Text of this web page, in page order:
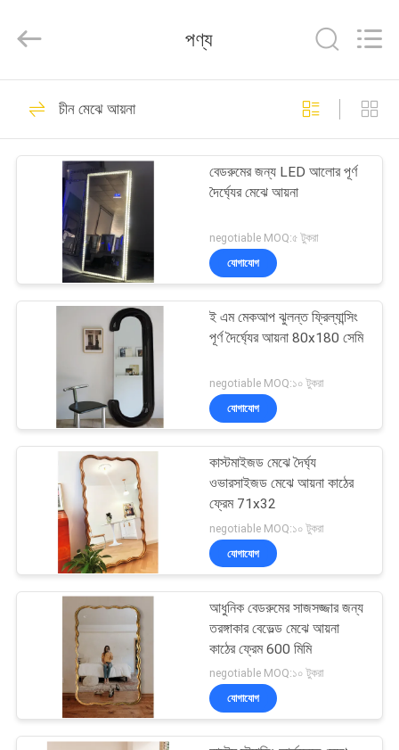
পণ্য
প্রদর্শন
কারখানা
আমাদের
যোগাযোগ
Furniture
Rights
লিভিং রুমের আসবাবপত্র
61
ডাইনিং রুম আসবাবপত্র
21
মেকআপ ভ্যানিটি
49
স্পেস ক্যাপসুল হাউস
পণ্য
চীন মেঝে আয়না
বেডরুমের জন্য LED আলোর পূর্ণ
দৈর্ঘ্যের মেঝে আয়না
negotiable MOQ:৫ টুকরা
যোগাযোগ
ই এম মেকআপ ঝুলন্ত ফ্রিল্যান্সিং
পূর্ণ দৈর্ঘ্যের আয়না 80x180 সেমি
negotiable MOQ:১০ টুকরা
যোগাযোগ
কাস্টমাইজড মেঝে দৈর্ঘ্য
ওভারসাইজড মেঝে আয়না কাঠের
ফ্রেম 71x32
negotiable MOQ:১০ টুকরা
যোগাযোগ
আধুনিক বেডরুমের সাজসজ্জার জন্য
তরঙ্গাকার বেভেল্ড মেঝে আয়না
কাঠের ফ্রেম 600 মিমি
negotiable MOQ:১০ টুকরা
যোগাযোগ